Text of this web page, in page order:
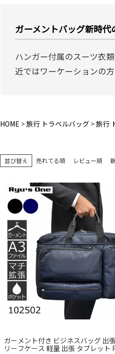
ガーメントバッグ新時代
ハンガー付属のスーツ衣
近ではワーケーションの方
HOME 旅行 トラベルバッグ 旅行
並び替え 売れてる順 レビュー順
ガーメント付き ビジネスバッグ 出
リーフケース 軽量 出張 タブレット